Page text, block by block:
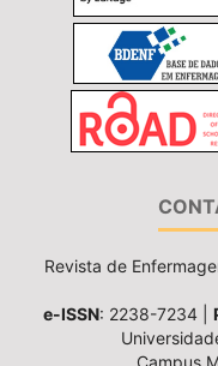
Revista de
e-ISSN: 2238-7234 |
Campus